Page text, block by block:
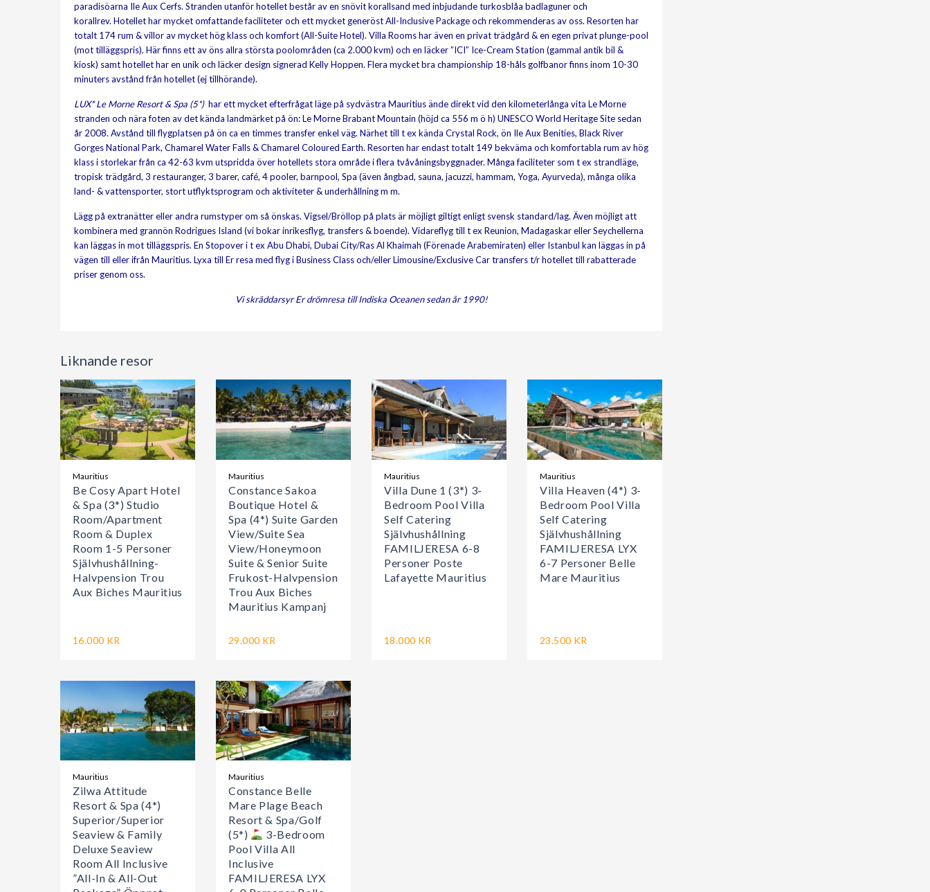
paradisöarna Ile Aux Cerfs. Stranden utanför hotellet består av en snövit korallsand med inbjudande turkosblåa badlaguner och
korallrev. Hotellet har mycket omfattande faciliteter och ett mycket generöst All-Inclusive Package och rekommenderas av oss. Resorten har
totalt 174 rum & villor av mycket hög klass och komfort (All-Suite Hotel). Villa Rooms har även en privat trädgård & en egen privat plunge-pool
(mot tilläggspris). Här finns ett av öns allra största poolområden (ca 2.000 kvm) och en läcker ”ICI” Ice-Cream Station (gammal antik bil &
kiosk) samt hotellet har en unik och läcker design signerad Kelly Hoppen. Flera mycket bra championship 18-håls golfbanor finns inom 10-30
minuters avstånd från hotellet (ej tillhörande).
LUX* Le Morne Resort & Spa (5*) har ett mycket efterfrågat läge på sydvästra Mauritius ände direkt vid den kilometerlånga vita Le Morne
stranden och nära foten av det kända landmärket på ön: Le Morne Brabant Mountain (höjd ca 556 m ö h) UNESCO World Heritage Site sedan
år 2008. Avstånd till flygplatsen på ön ca en timmes transfer enkel väg. Närhet till t ex kända Crystal Rock, ön Ile Aux Benities, Black River
Gorges National Park, Chamarel Water Falls & Chamarel Coloured Earth. Resorten har endast totalt 149 bekväma och komfortabla rum av hög
klass i storlekar från ca 42-63 kvm utspridda över hotellets stora område i flera tvåvåningsbyggnader. Många faciliteter som t ex strandläge,
tropisk trädgård, 3 restauranger, 3 barer, café, 4 pooler, barnpool, Spa (även ångbad, sauna, jacuzzi, hammam, Yoga, Ayurveda), många olika
land- & vattensporter, stort utflyktsprogram och aktiviteter & underhållning m m.
Lägg på extranätter eller andra rumstyper om så önskas. Vigsel/Bröllop på plats är möjligt giltigt enligt svensk standard/lag. Även möjligt att
kombinera med grannön Rodrigues Island (vi bokar inrikesflyg, transfers & boende). Vidareflyg till t ex Reunion, Madagaskar eller Seychellerna
kan läggas in mot tilläggspris. En Stopover i t ex Abu Dhabi, Dubai City/Ras Al Khaimah (Förenade Arabemiraten) eller Istanbul kan läggas in på
vägen till eller ifrån Mauritius. Lyxa till Er resa med flyg i Business Class och/eller Limousine/Exclusive Car transfers t/r hotellet till rabatterade
priser genom oss.
Vi skräddarsyr Er drömresa till Indiska Oceanen sedan år 1990!
Liknande resor
Mauritius
Be Cosy Apart Hotel
& Spa (3*) Studio
Room/Apartment
Room & Duplex
Room 1-5 Personer
Självhushållning-
Halvpension Trou
Aux Biches Mauritius
16.000 KR
Mauritius
Constance Sakoa
Boutique Hotel &
Spa (4*) Suite Garden
View/Suite Sea
View/Honeymoon
Suite & Senior Suite
Frukost-Halvpension
Trou Aux Biches
Mauritius Kampanj
29.000 KR
Mauritius
Villa Dune 1 (3*) 3-
Bedroom Pool Villa
Self Catering
Självhushållning
FAMILJERESA 6-8
Personer Poste
Lafayette Mauritius
18.000 KR
Mauritius
Villa Heaven (4*) 3-
Bedroom Pool Villa
Self Catering
Självhushållning
FAMILJERESA LYX
6-7 Personer Belle
Mare Mauritius
23.500 KR
Mauritius
Zilwa Attitude
Resort & Spa (4*)
Superior/Superior
Seaview & Family
Deluxe Seaview
Room All Inclusive
”All-In & All-Out
Mauritius
Constance Belle
Mare Plage Beach
Resort & Spa/Golf
(5*)
3-Bedroom
Pool Villa All
Inclusive
FAMILJERESA LYX